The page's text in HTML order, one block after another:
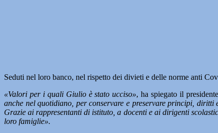
Seduti nel loro banco, nel rispetto dei divieti e delle norme anti
«Valori per i quali Giulio è stato ucciso», ha spiegato il
anche nel quotidiano, per conservare e preservare principi,
Grazie ai rappresentanti di istituto, a docenti e ai dirigenti
loro famiglie».